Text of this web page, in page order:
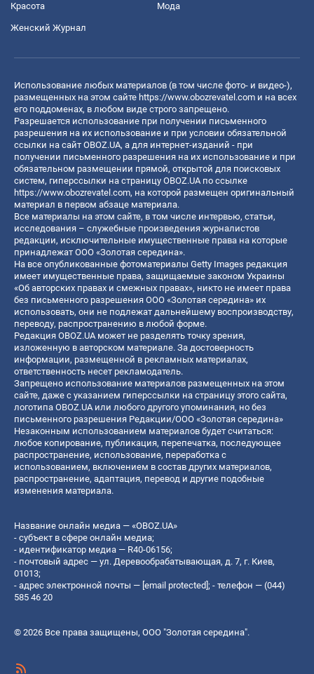
Красота Мода
Женский Журнал
Использование любых материалов (в том числе фото- и видео-),
размещенных на этом сайте https://www.obozrevatel.com и на всех
его поддоменах, в любом виде строго запрещено.
Разрешается использование при получении письменного
разрешения на их использование и при условии обязательной
ссылки на сайт OBOZ.UA, а для интернет-изданий - при
получении письменного разрешения на их использование и при
обязательном размещении прямой, открытой для поисковых
систем, гиперссылки на страницу OBOZ.UA по ссылке
https://www.obozrevatel.com, на которой размещен оригинальный
материал в первом абзаце материала.
Все материалы на этом сайте, в том числе интервью, статьи,
исследования – служебные произведения журналистов
редакции, исключительные имущественные права на которые
принадлежат ООО «Золотая середина».
На все опубликованные фотоматериалы Getty Images редакция
имеет имущественные права, защищаемые законом Украины
«Об авторских правах и смежных правах», никто не имеет права
без письменного разрешения ООО «Золотая середина» их
использовать, они не подлежат дальнейшему воспроизводству,
переводу, распространению в любой форме.
Редакция OBOZ.UA может не разделять точку зрения,
изложенную в авторском материале. За достоверность
информации, размещенной в рекламных материалах,
ответственность несет рекламодатель.
Запрещено использование материалов размещенных на этом
сайте, даже с указанием гиперссылки на страницу этого сайта,
логотипа OBOZ.UA или любого другого упоминания, но без
письменного разрешения Редакции/ООО «Золотая середина»
Незаконным использованием материалов будет считаться:
любое копирование, публикация, перепечатка, последующее
распространение, использование, переработка с
использованием, включением в состав других материалов,
распространение, адаптация, перевод и другие подобные
изменения материала.
Название онлайн медиа — «OBOZ.UA»
- субъект в сфере онлайн медиа;
- идентификатор медиа — R40-06156;
- почтовый адрес — ул. Деревообрабатывающая, д. 7, г. Киев,
01013;
- адрес электронной почты — [email protected] ; - телефон — (044)
585 46 20
© 2026 Все права защищены, ООО "Золотая середина".